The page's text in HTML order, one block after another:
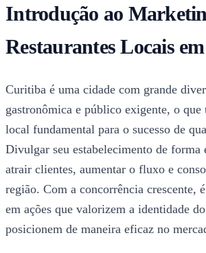
Introdução ao
Restaurantes Locais
Curitiba é uma cidade com grande
gastronômica e público exigente, o
local fundamental para o sucesso de
Divulgar seu estabelecimento de forma
atrair clientes, aumentar o fluxo e
região. Com a concorrência crescente,
em ações que valorizem a identidade
posicionem de maneira eficaz no